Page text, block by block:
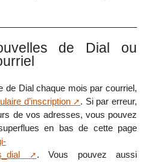
de Dial ou
de Dial chaque mois par courriel,
d’inscription
. Si par erreur,
de vos adresses, vous pouvez
en bas de cette page
. Vous pouvez aussi